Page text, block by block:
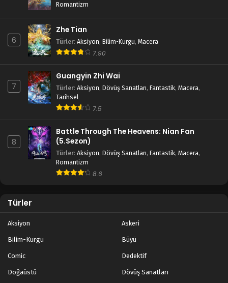
Romantizm
6
Zhe Tian
Türler: Aksiyon, Bilim-Kurgu, Macera
7.90
7
Guangyin Zhi Wai
Türler: Aksiyon, Dövüş Sanatları, Fantastik, Macera,
Tarihsel
7.5
8
Battle Through The Heavens: Nian Fan
(5.Sezon)
Türler: Aksiyon, Dövüş Sanatları, Fantastik, Macera,
Romantizm
8.6
Türler
Aksiyon Askeri
Bilim-Kurgu Büyü
Comic Dedektif
Doğaüstü Dövüş Sanatları